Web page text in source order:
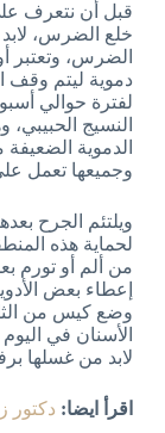
قبل أن نتعرف
خلع الضرس،
الضرس،
دموية ليتم وقف
لفترة حوالي
النسيج
الدموية
وجميعها تعمل على
ويلتئم الجرح
لحماية هذه
من ألم أو تورم
إعطاء بعض
وضع كيس من
الأسنان في
لابد من غسلها
اقرأ ايضا: دكتور